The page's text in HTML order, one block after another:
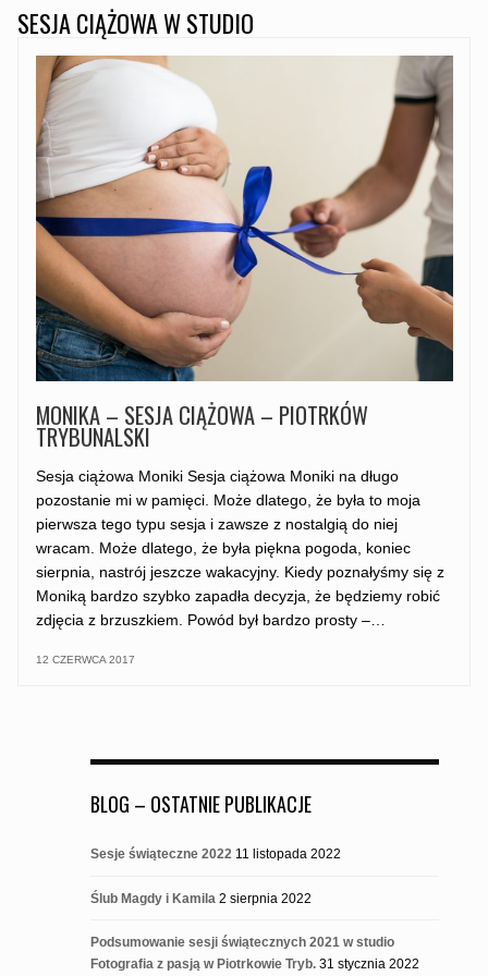
SESJA CIĄŻOWA W STUDIO
MONIKA – SESJA CIĄŻOWA – PIOTRKÓW
TRYBUNALSKI
Sesja ciążowa Moniki Sesja ciążowa Moniki na długo
pozostanie mi w pamięci. Może dlatego, że była to moja
pierwsza tego typu sesja i zawsze z nostalgią do niej
wracam. Może dlatego, że była piękna pogoda, koniec
sierpnia, nastrój jeszcze wakacyjny. Kiedy poznałyśmy się z
Moniką bardzo szybko zapadła decyzja, że będziemy robić
zdjęcia z brzuszkiem. Powód był bardzo prosty –…
12 CZERWCA 2017
BLOG – OSTATNIE PUBLIKACJE
Sesje świąteczne 2022 11 listopada 2022
Ślub Magdy i Kamila 2 sierpnia 2022
Podsumowanie sesji świątecznych 2021 w studio
Fotografia z pasją w Piotrkowie Tryb. 31 stycznia 2022